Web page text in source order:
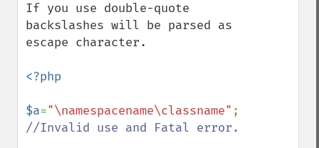
If you use double-quote
backslashes will be parsed as
escape character.
<?php
$a="\namespacename\classname"
//Invalid use and Fatal error.